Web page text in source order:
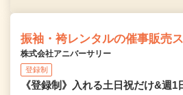
振袖・袴レンタルの催事販売
株式会社アニバーサリー
登録制
《登録制》入れる土日祝だけ&週